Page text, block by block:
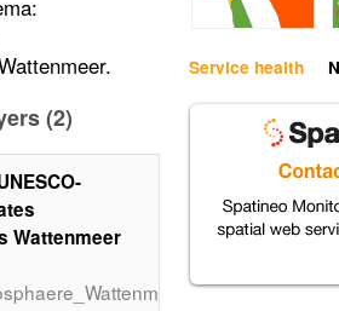
Service health
(2)
Wattenmeer